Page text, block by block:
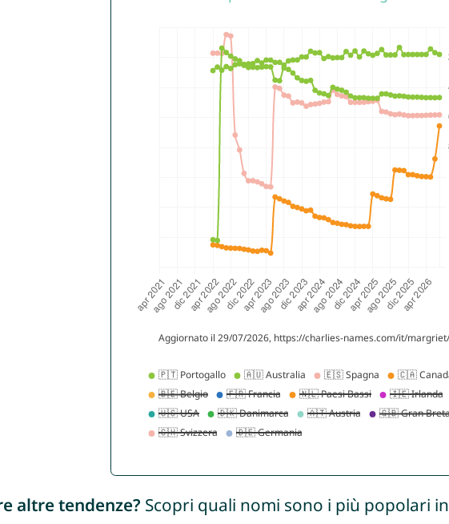
altre tendenze? Scopri quali nomi sono i più popolari in